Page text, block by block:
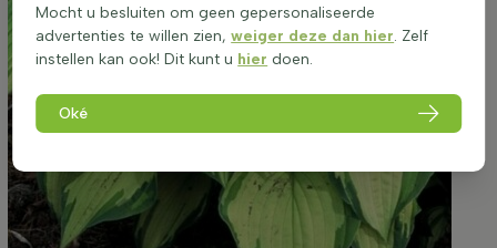
Mocht u besluiten om geen gepersonaliseerde
advertenties te willen zien,weiger deze dan hier. Zelf
instellen kan ook! Dit kunt u hier doen.
Oké